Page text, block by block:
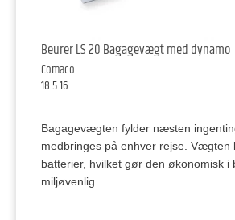
Beurer LS 20 Bagagevægt med dynamo
Comaco
18-5-16
Bagagevægten fylder næsten
medbringes på enhver rejse. Vægten
batterier, hvilket gør den økonomisk i
miljøvenlig.